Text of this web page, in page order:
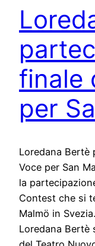
finale
per
Loredana Bertè
Voce per San
la
Contest che si
Malmö in
Loredana Bertè